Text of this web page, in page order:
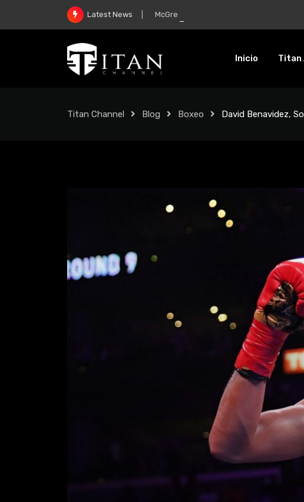
Latest News McGregor y su regreso: “Mi mentalidad
Inicio Titan
Titan Channel Blog Boxeo David Benavidez,